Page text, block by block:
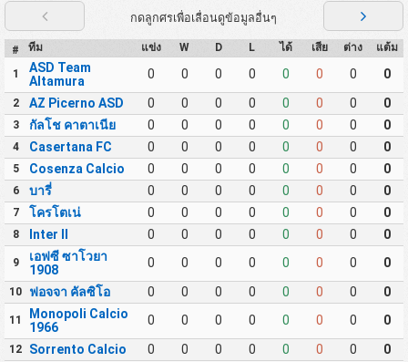
กดลูกศรเพื่อเลื่อนดูข้อมูลอื่นๆ
# ทีม แข่ง W D L ได้ เสีย ต่าง แต้ม
1
ASD Team
Altamura
0 0 0 0 0 0 0 0
2 AZ Picerno ASD 0 0 0 0 0 0 0 0
3 กัลโช คาตาเนีย 0 0 0 0 0 0 0 0
4 Casertana FC 0 0 0 0 0 0 0 0
5 Cosenza Calcio 0 0 0 0 0 0 0 0
6 บารี่ 0 0 0 0 0 0 0 0
7 โครโตเน่ 0 0 0 0 0 0 0 0
8 Inter II 0 0 0 0 0 0 0 0
9
เอฟซี ซาโวยา
1908
0 0 0 0 0 0 0 0
10 ฟอจจา คัลซิโอ 0 0 0 0 0 0 0 0
11
Monopoli Calcio
1966
0 0 0 0 0 0 0 0
12 Sorrento Calcio 0 0 0 0 0 0 0 0